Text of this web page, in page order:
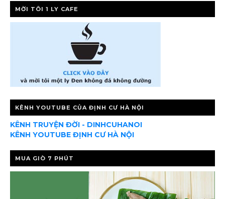
MỜI TÔI 1 LY CAFE
KÊNH YOUTUBE CỦA ĐỊNH CƯ HÀ NỘI
KÊNH TRUYỆN ĐỜI - DINHCUHANOI
KÊNH YOUTUBE ĐỊNH CƯ HÀ NỘI
MUA GIÒ 7 PHÚT